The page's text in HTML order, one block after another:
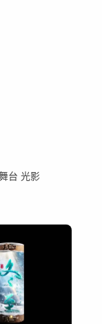
台 光影